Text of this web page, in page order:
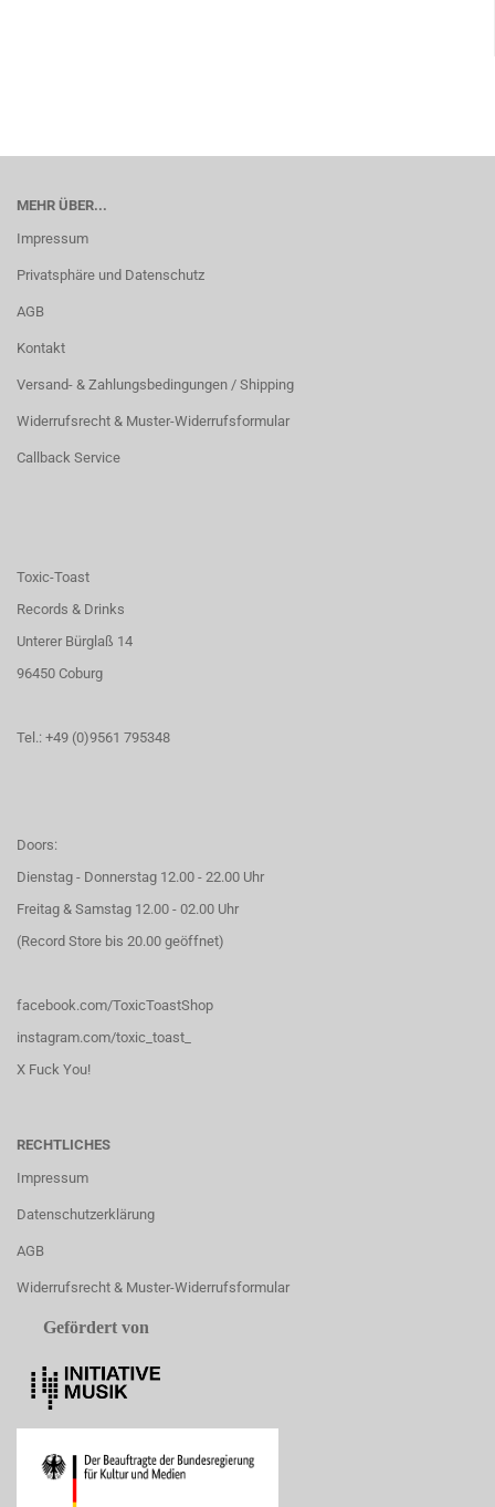
MEHR ÜBER...
Impressum
Privatsphäre und Datenschutz
AGB
Kontakt
Versand- & Zahlungsbedingungen / Shipping
Widerrufsrecht & Muster-Widerrufsformular
Callback Service
Toxic-Toast
Records & Drinks
Unterer Bürglaß 14
96450 Coburg
Tel.: +49 (0)9561 795348
Doors:
Dienstag - Donnerstag 12.00 - 22.00 Uhr
Freitag & Samstag 12.00 - 02.00 Uhr
(Record Store bis 20.00 geöffnet)
facebook.com/ToxicToastShop
instagram.com/toxic_toast_
X Fuck You!
RECHTLICHES
Impressum
Datenschutzerklärung
AGB
Widerrufsrecht & Muster-Widerrufsformular
Gefördert von